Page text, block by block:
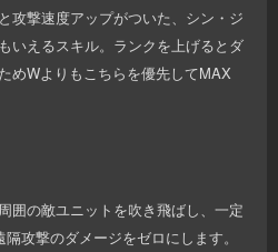
攻撃速度アップがついた、シン・ジ
いえるスキル。ランクを上げるとダ
めWよりもこちらを優先してMAX
囲の敵ユニットを吹き飛ばし、一定
攻撃のダメージをゼロにします。